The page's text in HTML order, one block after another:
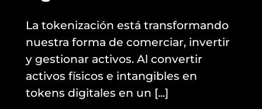
La tokenización está transformando
nuestra forma de comerciar, invertir
y gestionar activos. Al convertir
activos físicos e intangibles en
tokens digitales en un [...]